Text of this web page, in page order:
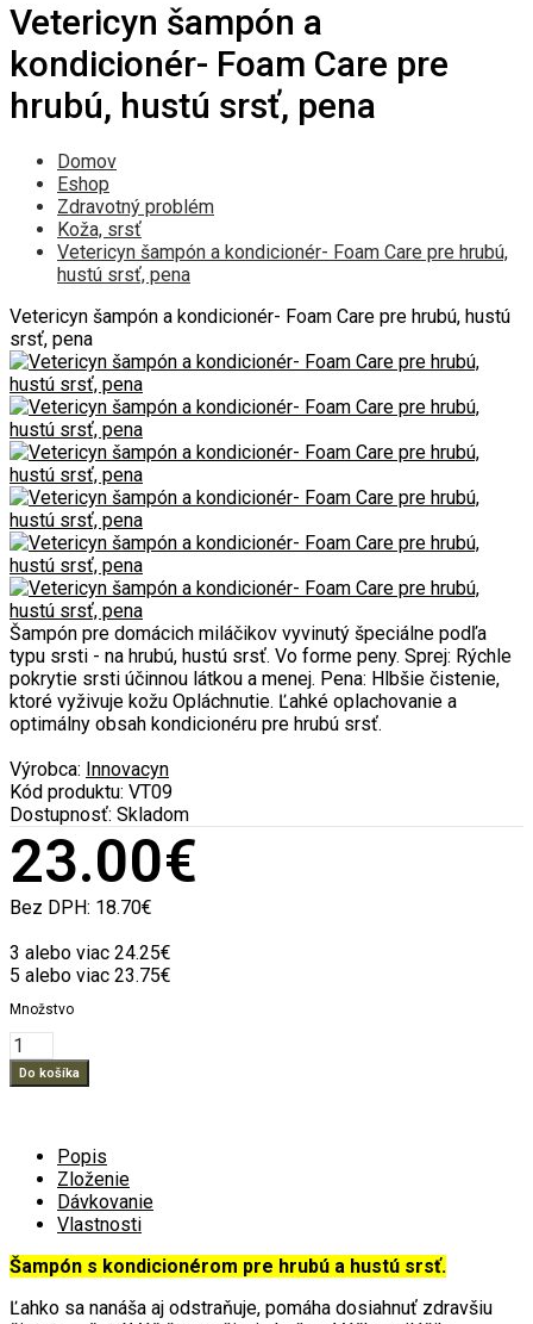
Vetericyn šampón a
kondicionér- Foam Care pre
hrubú, hustú srsť, pena
Domov
Eshop
Zdravotný problém
Koža, srsť
Vetericyn šampón a kondicionér- Foam Care pre hrubú,
hustú srsť, pena
Vetericyn šampón a kondicionér- Foam Care pre hrubú, hustú
srsť, pena
Šampón pre domácich miláčikov vyvinutý špeciálne podľa
typu srsti - na hrubú, hustú srsť. Vo forme peny. Sprej: Rýchle
pokrytie srsti účinnou látkou a menej. Pena: Hlbšie čistenie,
ktoré vyživuje kožu Opláchnutie. Ľahké oplachovanie a
optimálny obsah kondicionéru pre hrubú srsť.
Výrobca: Innovacyn
Kód produktu: VT09
Dostupnosť: Skladom
23.00€
Bez DPH: 18.70€
3 alebo viac 24.25€
5 alebo viac 23.75€
Množstvo
Popis
Zloženie
Dávkovanie
Vlastnosti
Šampón s kondicionérom pre hrubú a hustú srsť.
Ľahko sa nanáša aj odstraňuje, pomáha dosiahnuť zdravšiu